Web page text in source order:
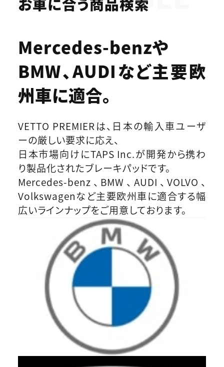
Mercedes-benzや
BMW、AUDIなど主要欧
州車に適合。
VETTO PREMIERは、日本の輸入車ユーザ
ーの厳しい要求に応え、
日本市場向けにTAPS Inc.が開発から携わ
り製品化されたブレーキパッドです。
Mercedes-benz、BMW、AUDI、VOLVO、
Volkswagenなど主要欧州車に適合する幅
広いラインナップをご用意しております。